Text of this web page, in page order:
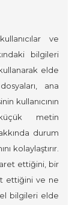
ve
bilgileri
elde
ana
kullanıcının
metin
durum
kolaylaştırır.
ettiğini, bir
ettiğini ve ne
bilgileri elde